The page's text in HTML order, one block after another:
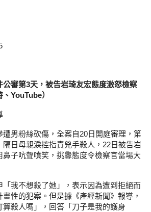
審第3天，被告岩琦友宏態度激怒檢察
YouTube）
遭男粉絲砍傷，全案自20日開庭審理，第
日母親淚控指責兇手殺人，22日被告岩
子吭聲噴笑，挑釁態度令檢察官當場大
我不想殺了她」，表示因為遭到拒絕而
性的犯案。但是據《產經新聞》報導，
殺人嗎」，回答「刀子是我的護身